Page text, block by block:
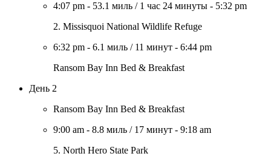
4:07 pm - 53.1 миль / 1 час 24 минуты - 5:32 pm
2. Missisquoi National Wildlife Refuge
6:32 pm - 6.1 миль / 11 минут - 6:44 pm
Ransom Bay Inn Bed & Breakfast
День 2
Ransom Bay Inn Bed & Breakfast
9:00 am - 8.8 миль / 17 минут - 9:18 am
5. North Hero State Park